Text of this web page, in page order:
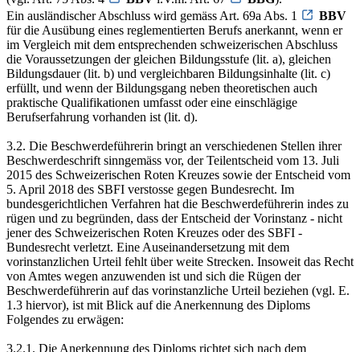
Ein ausländischer Abschluss wird gemäss Art. 69a Abs. 1
BBV
für die Ausübung eines reglementierten Berufs anerkannt, wenn er
im Vergleich mit dem entsprechenden schweizerischen Abschluss
die Voraussetzungen der gleichen Bildungsstufe (lit. a), gleichen
Bildungsdauer (lit. b) und vergleichbaren Bildungsinhalte (lit. c)
erfüllt, und wenn der Bildungsgang neben theoretischen auch
praktische Qualifikationen umfasst oder eine einschlägige
Berufserfahrung vorhanden ist (lit. d).
3.2. Die Beschwerdeführerin bringt an verschiedenen Stellen ihrer
Beschwerdeschrift sinngemäss vor, der Teilentscheid vom 13. Juli
2015 des Schweizerischen Roten Kreuzes sowie der Entscheid vom
5. April 2018 des SBFI verstosse gegen Bundesrecht. Im
bundesgerichtlichen Verfahren hat die Beschwerdeführerin indes zu
rügen und zu begründen, dass der Entscheid der Vorinstanz - nicht
jener des Schweizerischen Roten Kreuzes oder des SBFI -
Bundesrecht verletzt. Eine Auseinandersetzung mit dem
vorinstanzlichen Urteil fehlt über weite Strecken. Insoweit das Recht
von Amtes wegen anzuwenden ist und sich die Rügen der
Beschwerdeführerin auf das vorinstanzliche Urteil beziehen (vgl. E.
1.3 hiervor), ist mit Blick auf die Anerkennung des Diploms
Folgendes zu erwägen:
3.2.1. Die Anerkennung des Diploms richtet sich nach dem